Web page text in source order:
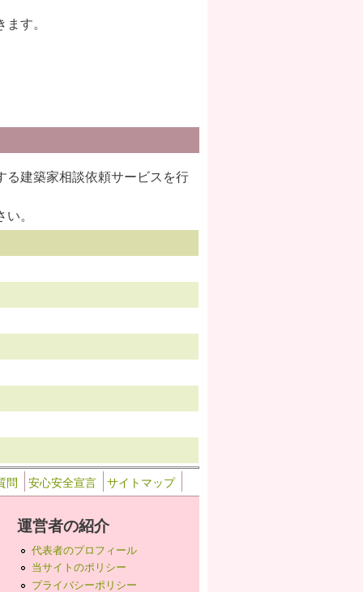
す。
建築家相談依頼サービスを行
。
問 安心安全宣言 サイトマップ
運営者の紹介
代表者のプロフィール
当サイトのポリシー
プライバシーポリシー